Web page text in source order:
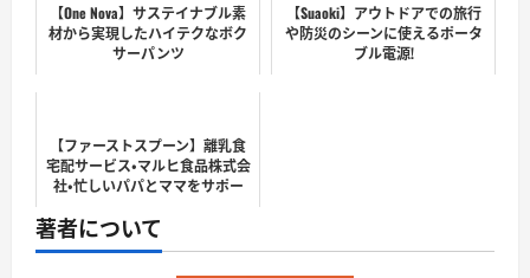
【One Nova】サステイナブル素
材から実現したハイテクなボク
サーパンツ
【Suaoki】アウトドアでの旅行
や防災のシーンに使えるポータ
ブル電源!
【ファーストスプーン】離乳食
宅配サービス・マルヒ食品株式会
社・忙しいパパとママをサポー
著者について